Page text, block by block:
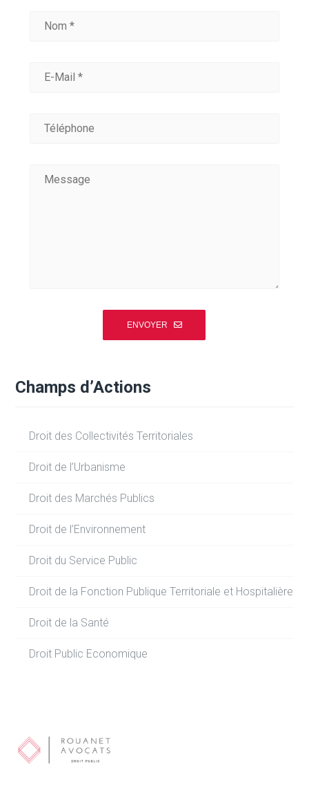
Champs d’Actions
Droit des Collectivités Territoriales
Droit de l’Urbanisme
Droit des Marchés Publics
Droit de l’Environnement
Droit du Service Public
Droit de la Fonction Publique Territoriale et Hospitalière
Droit de la Santé
Droit Public Economique